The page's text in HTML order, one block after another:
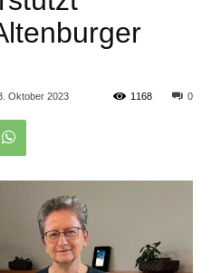
Oktober 2023 0
1168